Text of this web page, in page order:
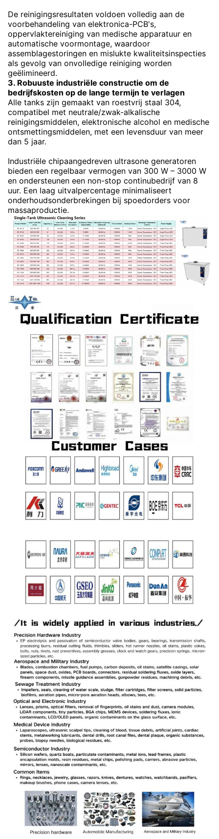
De reinigingsresultaten voldoen volledig aan de
voorbehandeling van elektronica-PCB's,
oppervlaktereiniging van medische apparatuur en
automatische voormontage, waardoor
assemblagestoringen en mislukte kwaliteitsinspecties
als gevolg van onvolledige reiniging worden
geëlimineerd.
3. Robuuste industriële constructie om de
bedrijfskosten op de lange termijn te verlagen
Alle tanks zijn gemaakt van roestvrij staal 304,
compatibel met neutrale/zwak-alkalische
reinigingsmiddelen, elektronische alcohol en medische
ontsmettingsmiddelen, met een levensduur van meer
dan 5 jaar.
Industriële chipaangedreven ultrasone generatoren
bieden een regelbaar vermogen van 300 W – 3000 W
en ondersteunen een non-stop continubedrijf van 8
uur. Een laag uitvalpercentage minimaliseert
onderhoudsonderbrekingen bij spoedorders voor
massaproductie.